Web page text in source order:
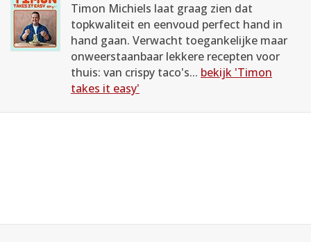
Timon Michiels laat graag zien dat
topkwaliteit en eenvoud perfect hand in
hand gaan. Verwacht toegankelijke maar
onweerstaanbaar lekkere recepten voor
thuis: van crispy taco's... bekijk 'Timon
takes it easy'